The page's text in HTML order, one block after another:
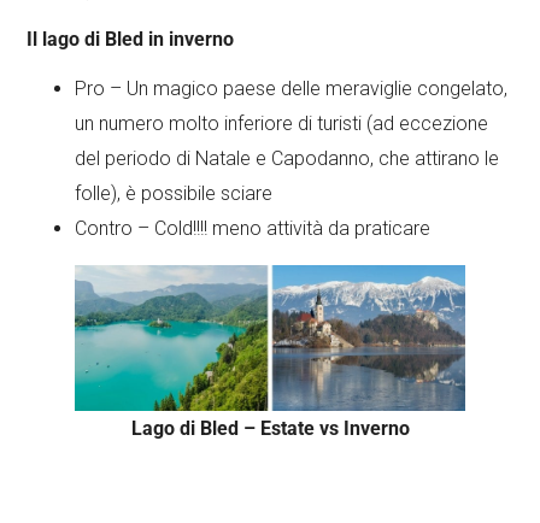
Il lago di Bled in inverno
Pro – Un magico paese delle meraviglie congelato,
un numero molto inferiore di turisti (ad eccezione
del periodo di Natale e Capodanno, che attirano le
folle), è possibile sciare
Contro – Cold!!!! meno attività da praticare
Lago di Bled – Estate vs Inverno